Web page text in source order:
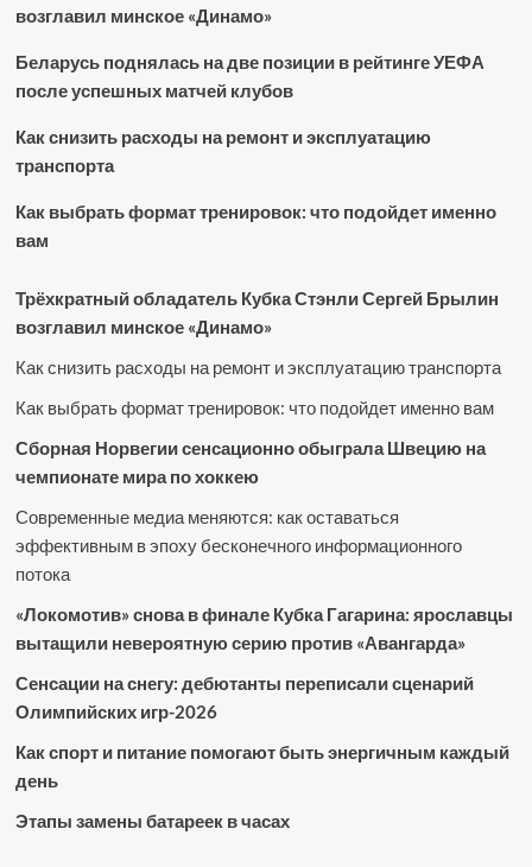
возглавил минское «Динамо»
Беларусь поднялась на две позиции в рейтинге УЕФА
после успешных матчей клубов
Как снизить расходы на ремонт и эксплуатацию
транспорта
Как выбрать формат тренировок: что подойдет именно
вам
Трёхкратный обладатель Кубка Стэнли Сергей Брылин
возглавил минское «Динамо»
Как снизить расходы на ремонт и эксплуатацию транспорта
Как выбрать формат тренировок: что подойдет именно вам
Сборная Норвегии сенсационно обыграла Швецию на
чемпионате мира по хоккею
Современные медиа меняются: как оставаться
эффективным в эпоху бесконечного информационного
потока
«Локомотив» снова в финале Кубка Гагарина: ярославцы
вытащили невероятную серию против «Авангарда»
Сенсации на снегу: дебютанты переписали сценарий
Олимпийских игр-2026
Как спорт и питание помогают быть энергичным каждый
день
Этапы замены батареек в часах